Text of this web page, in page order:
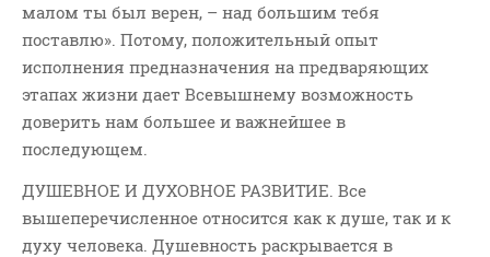
малом ты был верен, – над большим тебя
поставлю». Потому, положительный опыт
исполнения предназначения на предваряющих
этапах жизни дает Всевышнему возможность
доверить нам большее и важнейшее в
последующем.
ДУШЕВНОЕ И ДУХОВНОЕ РАЗВИТИЕ. Все
вышеперечисленное относится как к душе, так и к
духу человека. Душевность раскрывается в